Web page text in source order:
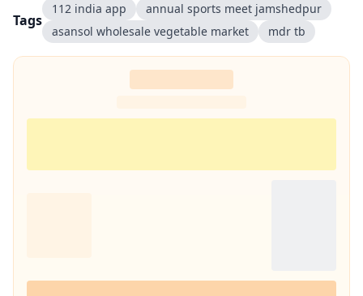
Tags
112 india app
annual sports meet jamshedpur
asansol wholesale vegetable market
mdr tb